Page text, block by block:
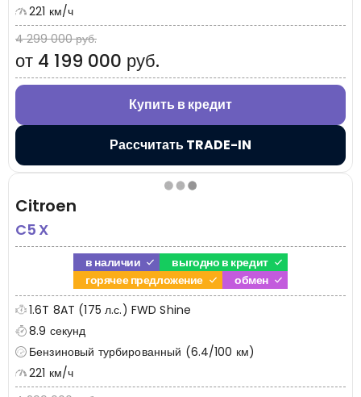
221 км/ч
4 299 000 руб.
от 4 199 000 руб.
Купить в кредит
Рассчитать TRADE-IN
Citroen
C5 X
в наличии
выгодно в кредит
горячее предложение
обмен
1.6T 8AT (175 л.с.) FWD Shine
8.9 секунд
Бензиновый турбированный (6.4/100 км)
221 км/ч